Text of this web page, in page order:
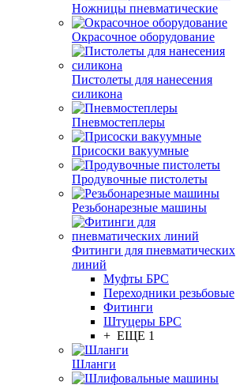
Ножницы пневматические
Окрасочное оборудование
Пистолеты для нанесения
силикона
Пневмостеплеры
Присоски вакуумные
Продувочные пистолеты
Резьбонарезные машины
Фитинги для пневматических
линий
Муфты БРС
Переходники резьбовые
Фитинги
Штуцеры БРС
+ ЕЩЕ 1
Шланги